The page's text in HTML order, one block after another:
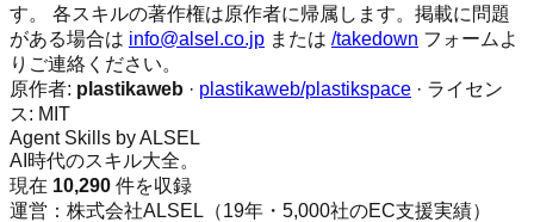
す。 各スキルの著作権は原作者に帰属します。掲載に問題
がある場合は info@alsel.co.jp または /takedown フォームよ
りご連絡ください。
原作者: plastikaweb · plastikaweb/plastikspace · ライセン
ス: MIT
Agent Skills by ALSEL
AI時代のスキル大全。
現在 10,290 件を収録
運営：株式会社ALSEL（19年・5,000社のEC支援実績）